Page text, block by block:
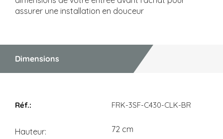
assurer une installation en douceur
Dimensions
FRK-3SF-C430-CLK-BR
Hauteur
72 cm